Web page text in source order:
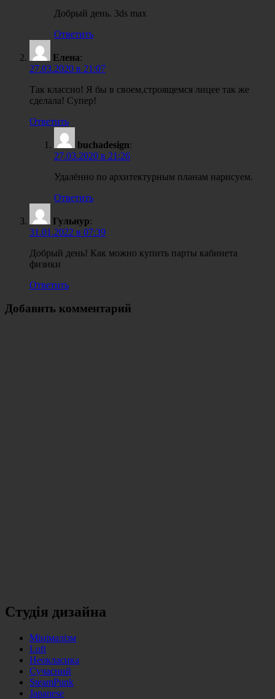
Добрый день. 3ds max
Ответить
Елена:
27.03.2020 в 21:07
Так классно! Я бы в своем,строящемся лицее так же
сделала! Супер!
Ответить
buchadesign:
27.03.2020 в 21:26
Удалённо по архитектурным планам нарисуем.
Ответить
Гульнур:
31.01.2022 в 07:39
Добрый день! Как можно купить парты кабинета
физики
Ответить
Добавить комментарий
Студія дизайна
Мінімалізм
Loft
Неокласика
Сучасний
SteamPunk
Japanese